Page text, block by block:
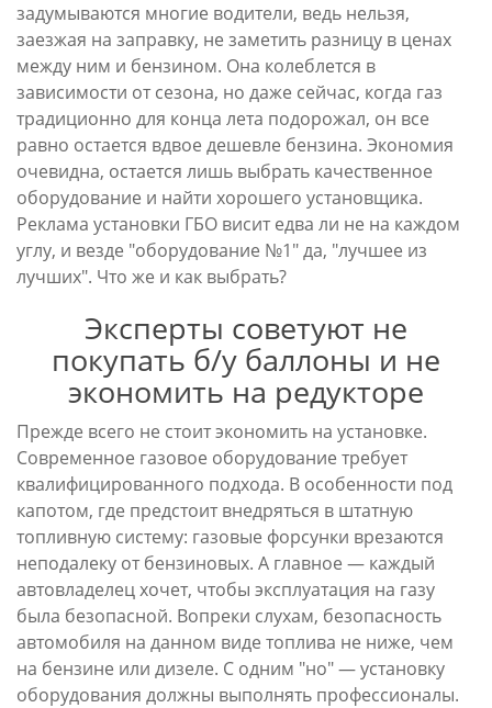
задумываются многие водители, ведь нельзя,
заезжая на заправку, не заметить разницу в ценах
между ним и бензином. Она колеблется в
зависимости от сезона, но даже сейчас, когда газ
традиционно для конца лета подорожал, он все
равно остается вдвое дешевле бензина. Экономия
очевидна, остается лишь выбрать качественное
оборудование и найти хорошего установщика.
Реклама установки ГБО висит едва ли не на каждом
углу, и везде "оборудование №1" да, "лучшее из
лучших". Что же и как выбрать?
Эксперты советуют не
покупать б/у баллоны и не
экономить на редукторе
Прежде всего не стоит экономить на установке.
Современное газовое оборудование требует
квалифицированного подхода. В особенности под
капотом, где предстоит внедряться в штатную
топливную систему: газовые форсунки врезаются
неподалеку от бензиновых. А главное — каждый
автовладелец хочет, чтобы эксплуатация на газу
была безопасной. Вопреки слухам, безопасность
автомобиля на данном виде топлива не ниже, чем
на бензине или дизеле. С одним "но" — установку
оборудования должны выполнять профессионалы.